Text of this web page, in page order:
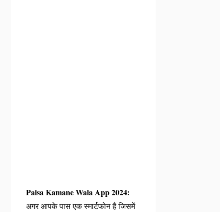
Paisa Kamane Wala App 2024:
अगर आपके पास एक स्मार्टफोन है जिसमें